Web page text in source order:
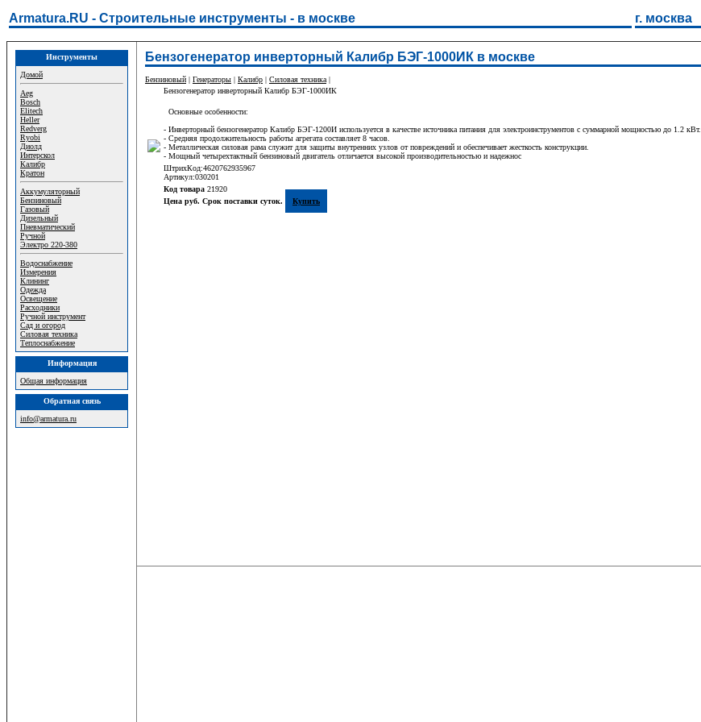
Armatura.RU - Строительные инструменты - в москве г. москва
Инструменты
Домой
Aeg
Bosch
Elitech
Heller
Redverg
Ryobi
Диолд
Интерскол
Калибр
Кратон
Аккумуляторный
Бензиновый
Газовый
Дизельный
Пневматический
Ручной
Электро 220-380
Водоснабжение
Измерения
Клининг
Одежда
Освещение
Расходники
Ручной инструмент
Сад и огород
Силовая техника
Теплоснабжение
Информация
Общая информация
Обратная связь
info@armatura.ru
Бензогенератор инверторный Калибр БЭГ-1000ИК в москве
Бензиновый | Генераторы | Калибр | Силовая техника |
Бензогенератор инверторный Калибр БЭГ-1000ИК
Основные особенности:
- Инверторный бензогенератор Калибр БЭГ-1200И используется в качестве источника питания для электроинструментов с суммарной мощностью до 1.2 кВт.
- Средняя продолжительность работы агрегата составляет 8 часов.
- Металлическая силовая рама служит для защиты внутренних узлов от повреждений и обеспечивает жесткость конструкции.
- Мощный четырехтактный бензиновый двигатель отличается высокой производительностью и надежнос
ШтрихКод:4620762935967
Артикул:030201
Код товара 21920
Цена руб. Срок поставки суток.
Купить